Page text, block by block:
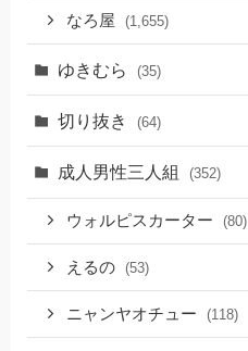
なろ屋 (1,655)
ゆきむら (35)
切り抜き (64)
成人男性三人組 (352)
ウォルピスカーター (80)
えるの (53)
ニャンヤオチュー (118)